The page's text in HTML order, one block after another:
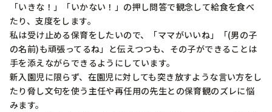
「いきな！」「いかない！」の押し問答で観念して給食を食べ
たり、支度をします。
私は受け止める保育をしたいので、「ママがいいね」「(男の子
の名前)も頑張ってるね」と伝えつつも、その子ができることは
手を添えながらできるようにしています。
新入園児に限らず、在園児に対しても突き放すような言い方をし
たり脅し文句を使う主任や再任用の先生との保育観のズレに悩
みます。